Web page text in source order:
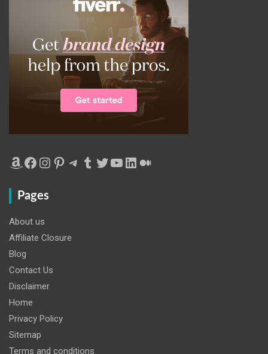
Amazon
Facebook
Instagram
Pinterest
Telegram
Tumblr
Twitter
YouTube
LinkedIn
Medium
Pages
About us
Affiliate Closure
Blog
Contact Us
Disclaimer
Home
Privacy Policy
Sitemap
Terms and conditions